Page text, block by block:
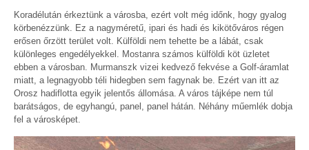
Koradélután érkeztünk a városba, ezért volt még időnk, hogy gyalog
körbenézzünk. Ez a nagyméretű, ipari és hadi és kikötőváros régen
erősen őrzött terület volt. Külföldi nem tehette be a lábát, csak
különleges engedélyekkel. Mostanra számos külföldi köt üzletet
ebben a városban. Murmanszk vizei kedvező fekvése a Golf-áramlat
miatt, a legnagyobb téli hidegben sem fagynak be. Ezért van itt az
Orosz hadiflotta egyik jelentős állomása. A város tájképe nem túl
barátságos, de egyhangú, panel, panel hátán. Néhány műemlék dobja
fel a városképet.